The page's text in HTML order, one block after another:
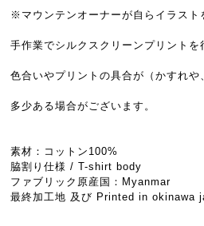
※マウンテンオーナーが自らイラスト
手作業でシルクスクリーンプリントを
色合いやプリントの具合が（かすれや
多少ある場合がございます。
素材：コットン100%
脇割り仕様 / T-shirt body
ファブリック原産国：Myanmar
最終加工地 及び Printed in okinawa